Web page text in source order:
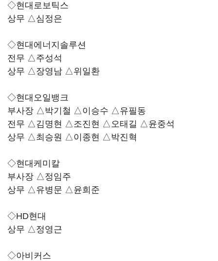
◇현대로보틱스
상무 △심정은
◇현대에너지솔루션
전무 △주성석
상무 △장영남 △위일환
◇현대오일뱅크
부사장 △박기철 △이승수 △유필동
전무 △김명현 △조진현 △오태길 △윤중석
상무 △최승원 △이종현 △박진혁
◇현대케미칼
부사장 △정임주
상무 △유병문 △윤희준
◇HD현대
상무 △정영근
◇아비커스